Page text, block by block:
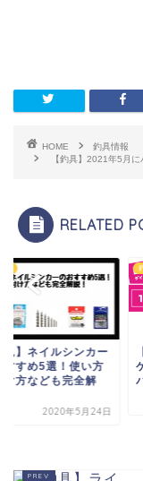
HOME
釣具情報
【釣具】2021年5月
RELATED
見】ネイルシンカー
すすめ5選！使い方
け方なども完全解
2020年5月24日